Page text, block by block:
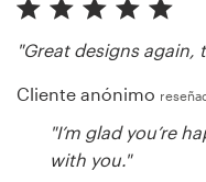
"Great designs again,
Cliente anónimo
"I’m glad you’re
with you."